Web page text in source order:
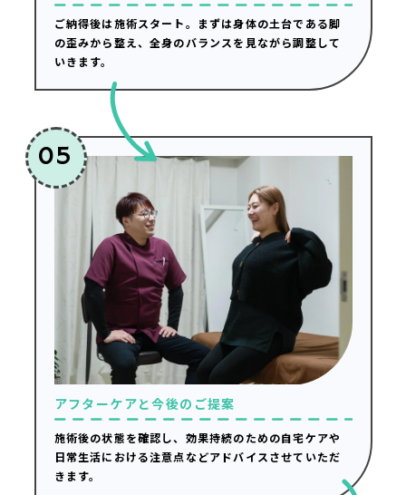
ご納得後は施術スタート。まずは身体の土台である脚
の歪みから整え、全身のバランスを見ながら調整して
いきます。
05
アフターケアと今後のご提案
施術後の状態を確認し、効果持続のための自宅ケアや
日常生活における注意点などアドバイスさせていただ
きます。